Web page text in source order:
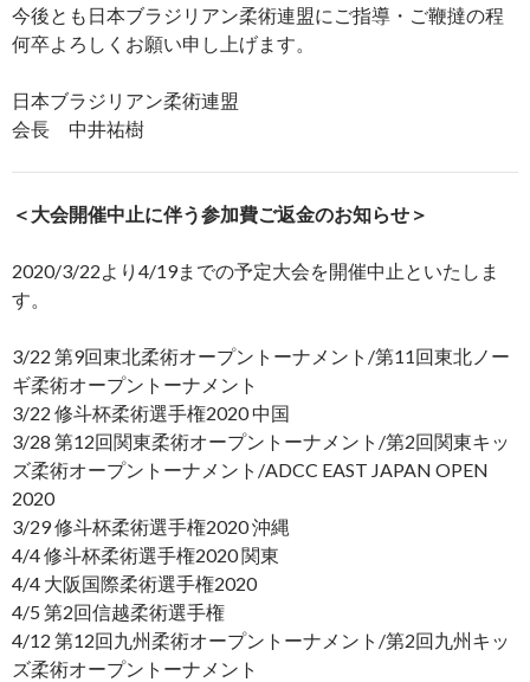
今後とも日本ブラジリアン柔術連盟にご指導・ご鞭撻の程
何卒よろしくお願い申し上げます。
日本ブラジリアン柔術連盟
会長 中井祐樹
＜大会開催中止に伴う参加費ご返金のお知らせ＞
2020/3/22より4/19までの予定大会を開催中止といたしま
す。
3/22 第9回東北柔術オープントーナメント/第11回東北ノー
ギ柔術オープントーナメント
3/22 修斗杯柔術選手権2020 中国
3/28 第12回関東柔術オープントーナメント/第2回関東キッ
ズ柔術オープントーナメント/ADCC EAST JAPAN OPEN
2020
3/29 修斗杯柔術選手権2020 沖縄
4/4 修斗杯柔術選手権2020 関東
4/4 大阪国際柔術選手権2020
4/5 第2回信越柔術選手権
4/12 第12回九州柔術オープントーナメント/第2回九州キッ
ズ柔術オープントーナメント